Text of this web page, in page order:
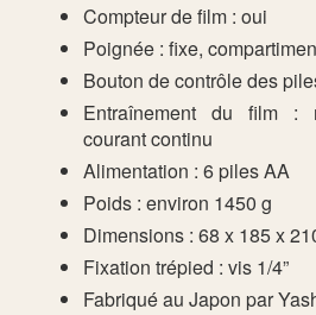
Compteur de film : oui
Poignée : fixe,
Bouton de contrôle des
Entraînement du film :
courant continu
Alimentation : 6 piles AA
Poids : environ 1450 g
Dimensions : 68 x 185 x
Fixation trépied : vis 1/4”
Fabriqué au Japon par